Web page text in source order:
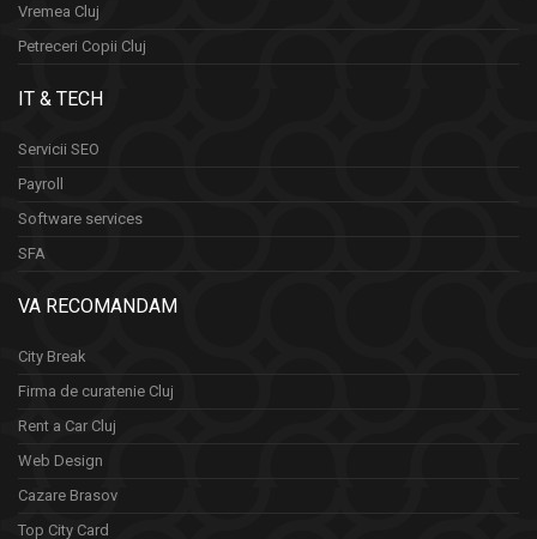
Vremea Cluj
Petreceri Copii Cluj
IT & TECH
Servicii SEO
Payroll
Software services
SFA
VA RECOMANDAM
City Break
Firma de curatenie Cluj
Rent a Car Cluj
Web Design
Cazare Brasov
Top City Card